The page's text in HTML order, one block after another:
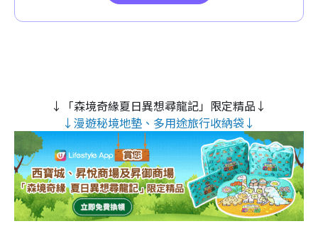
↓「森境奇緣夏日異想尋龍記」限定精品↓
↓漫遊秘境地墊、多用途旅行收納袋↓